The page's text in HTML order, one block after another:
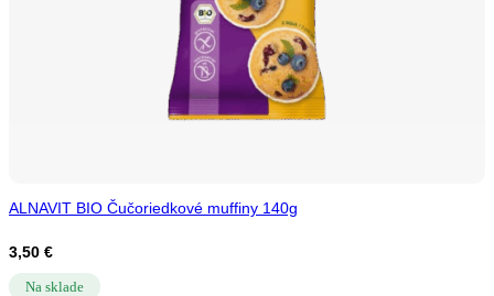
ALNAVIT BIO Čučoriedkové muffiny 140g
3,50 €
Na sklade